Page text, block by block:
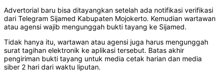
Advertorial baru bisa ditayangkan setelah ada notifikasi verifikasi
dari Telegram Sijamed Kabupaten Mojokerto. Kemudian wartawan
atau agensi wajib mengunggah bukti tayang ke Sijamed.
Tidak hanya itu, wartawan atau agensi juga harus mengunggah
surat tagihan elektronik ke aplikasi tersebut. Batas akhir
pengiriman bukti tayang untuk media cetak harian dan media
siber 2 hari dari waktu liputan.